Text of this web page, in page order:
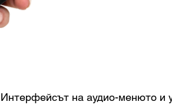
Интерфейсът на аудио-менюто и